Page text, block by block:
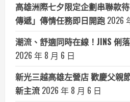
高雄洲際七夕限定企劃串聯款
傳遞」傳情任務即日開跑 2026
潮流、舒適同時在線！JINS 俐
2026 年 8 月 6 日
新光三越高雄左營店 歡慶父親
新主流 2026 年 8 月 6 日